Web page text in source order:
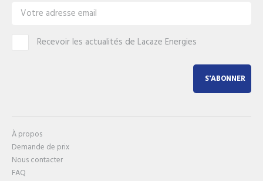
Recevoir les actualités de Lacaze Energies
S'ABONNER
À propos
Demande de prix
Nous contacter
FAQ